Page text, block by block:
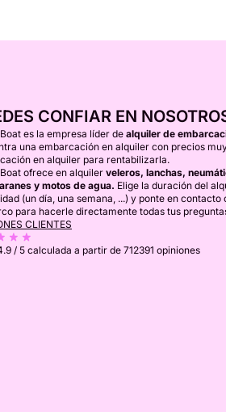
CONFIAR EN
es la empresa líder dealquiler de
una embarcación en alquiler con precios
en alquiler para rentabilizarla.
ofrece en alquiler veleros, lanchas,
y motos de agua. Elige la duración del
(un día, una semana, ...) y ponte en
para hacerle directamente todas tus
CLIENTES
/ 5 calculada a partir de 712391 opiniones